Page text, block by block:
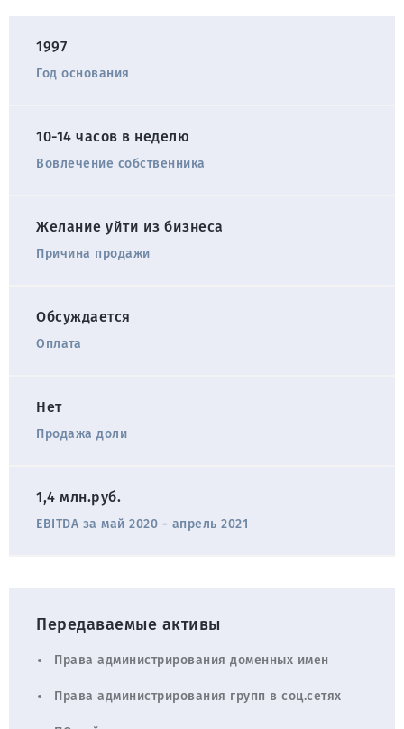
1997
Год основания
10-14 часов в неделю
Вовлечение собственника
Желание уйти из бизнеса
Причина продажи
Обсуждается
Оплата
Нет
Продажа доли
1,4 млн.руб.
EBITDA за май 2020 - апрель 2021
Передаваемые активы
Права администрирования доменных имен
Права администрирования групп в соц.сетях